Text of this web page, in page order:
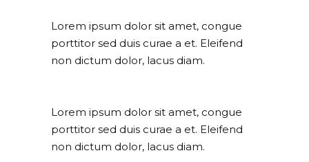
Lorem ipsum dolor sit amet, congue
porttitor sed duis curae a et. Eleifend
non dictum dolor, lacus diam.
Lorem ipsum dolor sit amet, congue
porttitor sed duis curae a et. Eleifend
non dictum dolor, lacus diam.